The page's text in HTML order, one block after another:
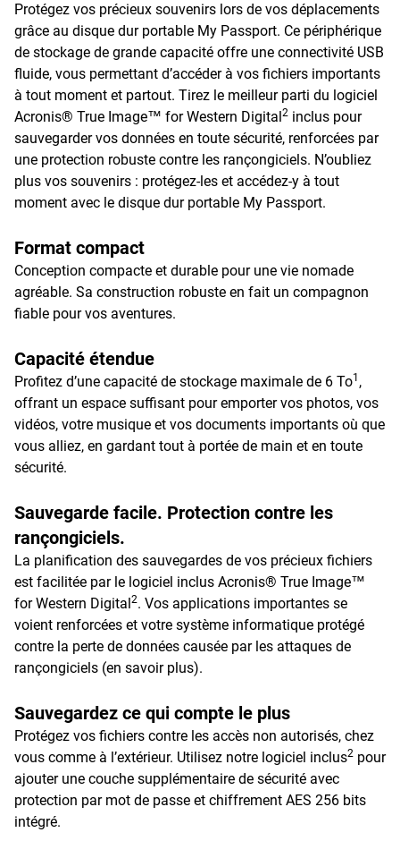
Protégez vos précieux souvenirs lors de vos déplacements
grâce au disque dur portable My Passport. Ce périphérique
de stockage de grande capacité offre une connectivité USB
fluide, vous permettant d’accéder à vos fichiers importants
à tout moment et partout. Tirez le meilleur parti du logiciel
Acronis® True Image™ for Western Digital2 inclus pour
sauvegarder vos données en toute sécurité, renforcées par
une protection robuste contre les rançongiciels. N’oubliez
plus vos souvenirs : protégez-les et accédez-y à tout
moment avec le disque dur portable My Passport.
Format compact
Conception compacte et durable pour une vie nomade
agréable. Sa construction robuste en fait un compagnon
fiable pour vos aventures.
Capacité étendue
Profitez d’une capacité de stockage maximale de 6 To1 ,
offrant un espace suffisant pour emporter vos photos, vos
vidéos, votre musique et vos documents importants où que
vous alliez, en gardant tout à portée de main et en toute
sécurité.
Sauvegarde facile. Protection contre les
rançongiciels.
La planification des sauvegardes de vos précieux fichiers
est facilitée par le logiciel inclus Acronis® True Image™
for Western Digital2. Vos applications importantes se
voient renforcées et votre système informatique protégé
contre la perte de données causée par les attaques de
rançongiciels (en savoir plus).
Sauvegardez ce qui compte le plus
Protégez vos fichiers contre les accès non autorisés, chez
vous comme à l’extérieur. Utilisez notre logiciel inclus2 pour
ajouter une couche supplémentaire de sécurité avec
protection par mot de passe et chiffrement AES 256 bits
intégré.